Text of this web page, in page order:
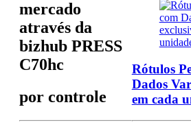
mercado
através da
bizhub PRESS
C70hc
por controle
Rótulos
Dados
em cada